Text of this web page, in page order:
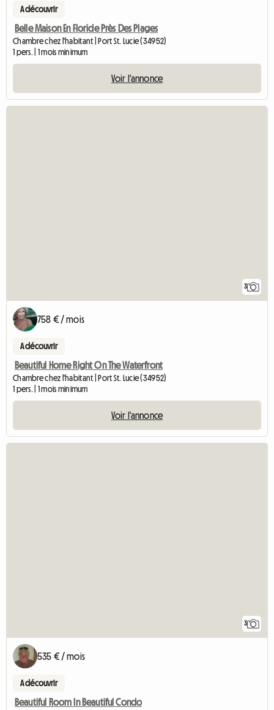
A découvrir
Belle Maison En Floride Près Des Plages
Chambre chez l'habitant | Port St. Lucie (34952)
1 pers. | 1 mois minimum
Voir l'annonce
3
758 € / mois
A découvrir
Beautiful Home Right On The Waterfront
Chambre chez l'habitant | Port St. Lucie (34952)
1 pers. | 1 mois minimum
Voir l'annonce
3
535 € / mois
A découvrir
Beautiful Room In Beautiful Condo